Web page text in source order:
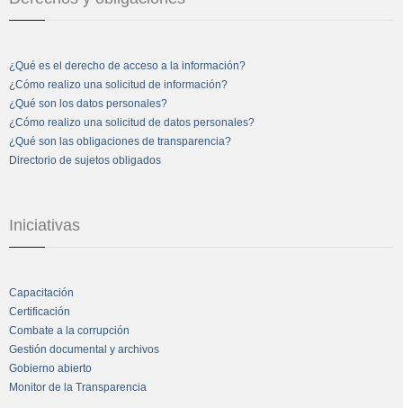
¿Qué es el derecho de acceso a la información?
¿Cómo realizo una solicitud de información?
¿Qué son los datos personales?
¿Cómo realizo una solicitud de datos personales?
¿Qué son las obligaciones de transparencia?
Directorio de sujetos obligados
Iniciativas
Capacitación
Certificación
Combate a la corrupción
Gestión documental y archivos
Gobierno abierto
Monitor de la Transparencia